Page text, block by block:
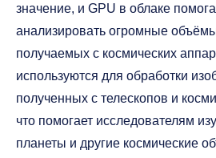
значение, и GPU в облаке
анализировать огромные
получаемых с космических
используются для обработки
полученных с телескопов и
что помогает исследователям
планеты и другие космические